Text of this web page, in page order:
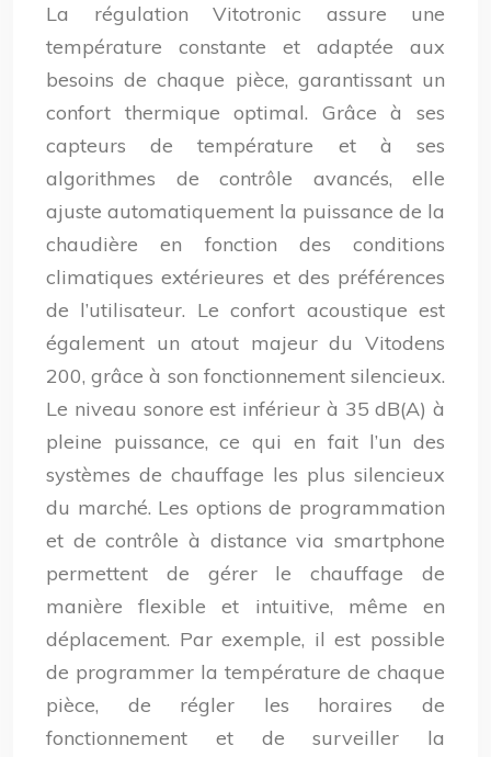
La régulation Vitotronic assure une
température constante et adaptée aux
besoins de chaque pièce, garantissant un
confort thermique optimal. Grâce à ses
capteurs de température et à ses
algorithmes de contrôle avancés, elle
ajuste automatiquement la puissance de la
chaudière en fonction des conditions
climatiques extérieures et des préférences
de l’utilisateur. Le confort acoustique est
également un atout majeur du Vitodens
200, grâce à son fonctionnement silencieux.
Le niveau sonore est inférieur à 35 dB(A) à
pleine puissance, ce qui en fait l’un des
systèmes de chauffage les plus silencieux
du marché. Les options de programmation
et de contrôle à distance via smartphone
permettent de gérer le chauffage de
manière flexible et intuitive, même en
déplacement. Par exemple, il est possible
de programmer la température de chaque
pièce, de régler les horaires de
fonctionnement et de surveiller la